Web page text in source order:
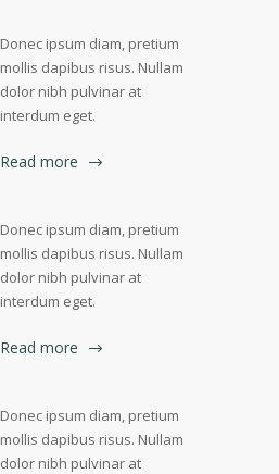
Donec ipsum diam, pretium
mollis dapibus risus. Nullam
dolor nibh pulvinar at
interdum eget.
Read more
Donec ipsum diam, pretium
mollis dapibus risus. Nullam
dolor nibh pulvinar at
interdum eget.
Read more
Donec ipsum diam, pretium
mollis dapibus risus. Nullam
dolor nibh pulvinar at